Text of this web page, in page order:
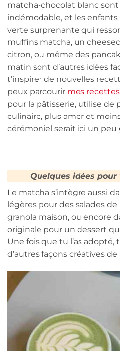
matcha-chocolat blanc sont
indémodable, et les
verte surprenante qui
muffins matcha, un
citron, ou même des
matin sont d’autres idées
t’inspirer de nouvelles
peux parcourir mes
pour la pâtisserie, utilise de
culinaire, plus amer et
cérémoniel serait ici un peu
Quelques idées
Le matcha s’intègre aussi
légères pour des salades
granola maison, ou encore
originale pour un dessert
Une fois que tu l’as adopté,
d’autres façons créatives de